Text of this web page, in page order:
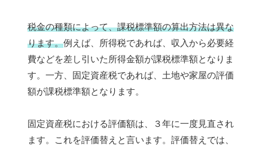
税金の種類によって、課税標準額の算出方法は異な
ります。例えば、所得税であれば、収入から必要経
費などを差し引いた所得金額が課税標準額となりま
す。一方、固定資産税であれば、土地や家屋の評価
額が課税標準額となります。
固定資産税における評価額は、３年に一度見直され
ます。これを評価替えと言います。評価替えでは、